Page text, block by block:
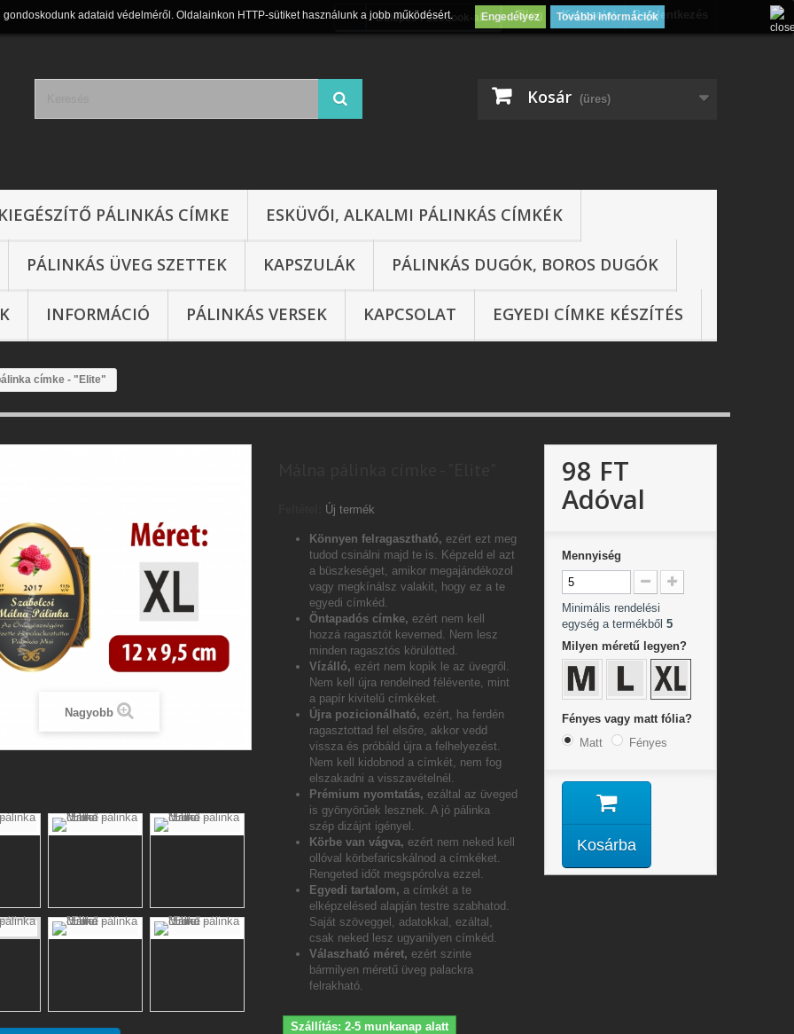
Bejelentkezés
Kapcsolat
Blog
Belépés Facebook-al
Kosár (üres)
PÁLINKÁS CÍMKE ESKÜVŐI, ALKALMI PÁLINKÁS CÍMKÉK
PÁLINKÁS ÜVEG SZETTEK KAPSZULÁK PÁLINKÁS DUGÓK, BOROS DUGÓK
INFORMÁCIÓ PÁLINKÁS VERSEK KAPCSOLAT EGYEDI CÍMKE KÉSZÍTÉS
adataid védelméről. Oldalainkon HTTP-sütiket használunk a jobb működésért. Engedélyez További információk
címke - "Elite"
Nagyobb
Új termék
Könnyen felragasztható, ezért ezt meg
tudod csinálni majd te is. Képzeld el azt
a büszkeséget, amikor megajándékozol
vagy megkínálsz valakit, hogy ez a te
egyedi címkéd.
Öntapadós címke, ezért nem kell
hozzá ragasztót keverned. Nem lesz
minden ragasztós körülötted.
Vízálló, ezért nem kopik le az üvegről.
Nem kell újra rendelned félévente, mint
a papír kivitelű címkéket.
Újra pozicionálható, ezért, ha ferdén
ragasztottad fel elsőre, akkor vedd
vissza és próbáld újra a felhelyezést.
Nem kell kidobnod a címkét, nem fog
elszakadni a visszavételnél.
Prémium nyomtatás, ezáltal az üveged
is gyönyörűek lesznek. A jó pálinka
szép dizájnt igényel.
Körbe van vágva, ezért nem neked kell
ollóval körbefaricskálnod a címkéket.
Rengeted időt megspórolva ezzel.
Egyedi tartalom, a címkét a te
elképzelésed alapján testre szabhatod.
Saját szöveggel, adatokkal, ezáltal,
csak neked lesz ugyanilyen címkéd.
Válaszható méret, ezért szinte
bármilyen méretű üveg palackra
felrakható.
Szállítás: 2-5 munkanap alatt
98 FT
Adóval
Mennyiség
Minimális rendelési
egység a termékből 5
Milyen méretű legyen?
Fényes vagy matt fólia?
Matt
Fényes
Kosárba